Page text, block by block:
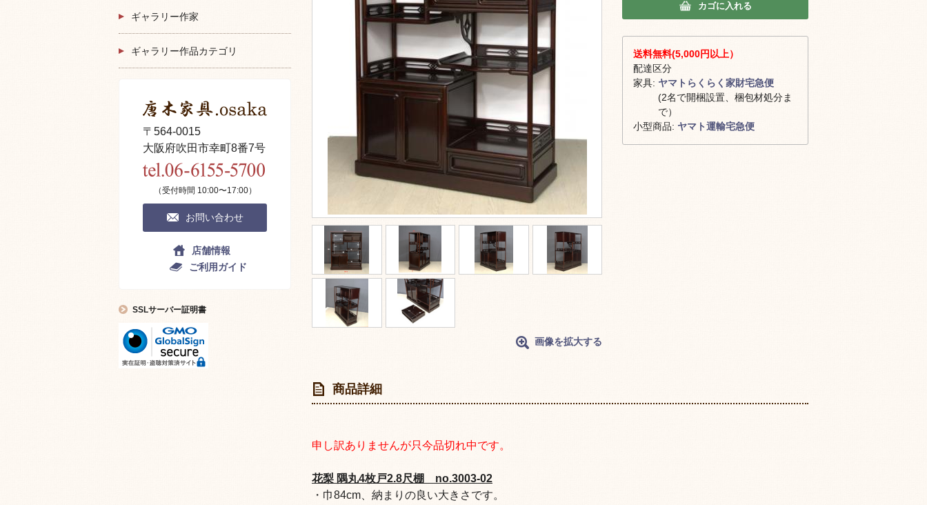
画像を拡大する
カゴに入れる
送料無料(5,000円以上）
配達区分
家具: ヤマトらくらく家財宅急便
(2名で開梱設置、梱包材処分ま
で）
小型商品: ヤマト運輸宅急便
商品詳細
申し訳ありませんが只今品切れ中です。
花梨 隅丸4枚戸2.8尺棚 no.3003-02
・巾84cm、納まりの良い大きさです。
ギャラリー作家
ギャラリー作品カテゴリ
〒564-0015
大阪府吹田市幸町8番7号
（受付時間 10:00〜17:00）
お問い合わせ
店舗情報
ご利用ガイド
SSLサーバー証明書